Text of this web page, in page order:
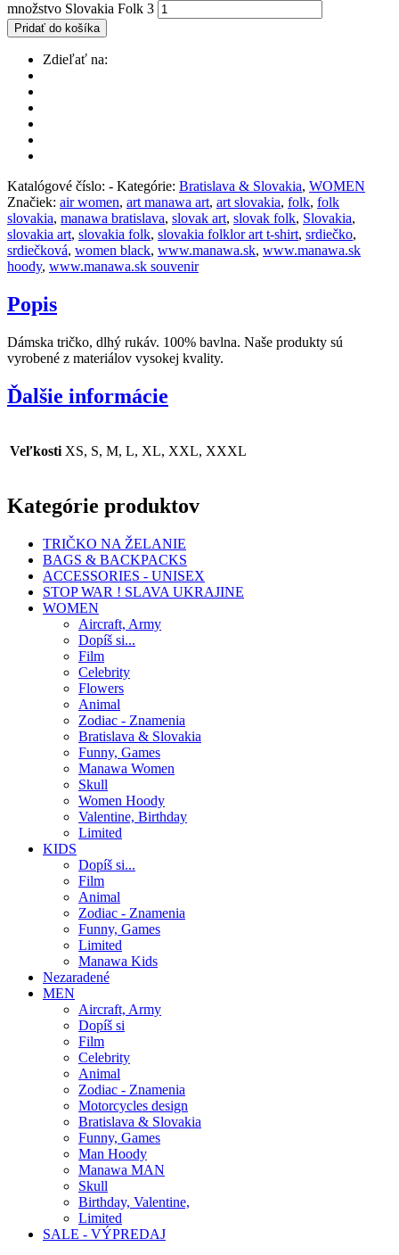
množstvo Slovakia Folk 3
Pridať do košíka
Zdieľať na:
Katalógové číslo: - Kategórie: Bratislava & Slovakia, WOMEN
Značiek: air women, art manawa art, art slovakia, folk, folk
slovakia, manawa bratislava, slovak art, slovak folk, Slovakia,
slovakia art, slovakia folk, slovakia folklor art t-shirt, srdiečko,
srdiečková, women black, www.manawa.sk, www.manawa.sk
hoody, www.manawa.sk souvenir
Popis
Dámska tričko, dlhý rukáv. 100% bavlna. Naše produkty sú
vyrobené z materiálov vysokej kvality.
Ďalšie informácie
Veľkosti XS, S, M, L, XL, XXL, XXXL
Kategórie produktov
TRIČKO NA ŽELANIE
BAGS & BACKPACKS
ACCESSORIES - UNISEX
STOP WAR ! SLAVA UKRAJINE
WOMEN
Aircraft, Army
Dopíš si...
Film
Celebrity
Flowers
Animal
Zodiac - Znamenia
Bratislava & Slovakia
Funny, Games
Manawa Women
Skull
Women Hoody
Valentine, Birthday
Limited
KIDS
Dopíš si...
Film
Animal
Zodiac - Znamenia
Funny, Games
Limited
Manawa Kids
Nezaradené
MEN
Aircraft, Army
Dopíš si
Film
Celebrity
Animal
Zodiac - Znamenia
Motorcycles design
Bratislava & Slovakia
Funny, Games
Man Hoody
Manawa MAN
Skull
Birthday, Valentine,
Limited
SALE - VÝPREDAJ